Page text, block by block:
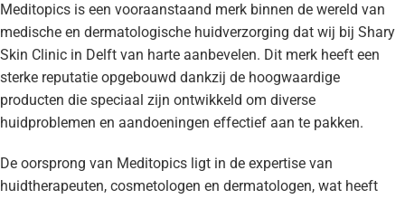
Meditopics is een vooraanstaand merk binnen de wereld van
medische en dermatologische huidverzorging dat wij bij Shary
Skin Clinic in Delft van harte aanbevelen. Dit merk heeft een
sterke reputatie opgebouwd dankzij de hoogwaardige
producten die speciaal zijn ontwikkeld om diverse
huidproblemen en aandoeningen effectief aan te pakken.
De oorsprong van Meditopics ligt in de expertise van
huidtherapeuten, cosmetologen en dermatologen, wat heeft